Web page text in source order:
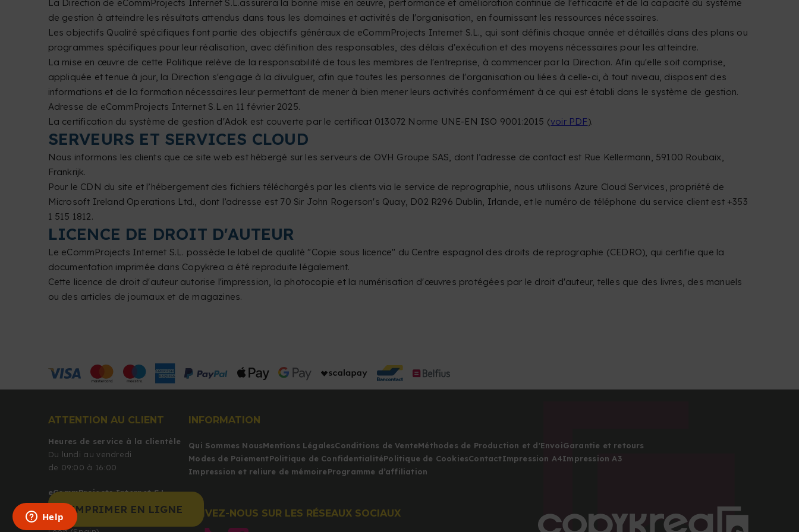
La Direction de eCommProjects Internet S.L.assurera la bonne mise en œuvre, performance et amélioration continue de l'efficacité et de la capacité du système
de gestion à atteindre les résultats attendus dans tous les domaines et activités de l'organisation, en fournissant les ressources nécessaires.
Les objectifs Qualité spécifiques font partie des objectifs généraux de eCommProjects Internet S.L., qui sont définis chaque année et détaillés dans des plans ou
programmes spécifiques pour leur réalisation, avec définition des responsables, des délais d'exécution et des moyens nécessaires pour les atteindre.
La mise en œuvre de cette Politique relève de la responsabilité de tous les membres de l'entreprise, à commencer par la Direction. Afin qu'elle soit comprise,
appliquée et tenue à jour, la Direction s'engage à la divulguer, afin que toutes les personnes de l'organisation ou liées à celle-ci, à tout niveau, disposent des
informations et de la formation nécessaires leur permettant de mener à bien mener leurs activités conformément à ce qui est établi dans le système de gestion.
Adresse de eCommProjects Internet S.L.en 11 février 2025.
La certification du système de gestion d'Adok est couverte par le certificat 013072 Norme UNE-EN ISO 9001:2015 (voir PDF).
SERVEURS ET SERVICES CLOUD
Nous informons les clients que ce site web est hébergé sur les serveurs de OVH Groupe SAS, dont l’adresse de contact est Rue Kellermann, 59100 Roubaix,
Frankrijk.
Pour le CDN du site et l’hébergement des fichiers téléchargés par les clients via le service de reprographie, nous utilisons Azure Cloud Services, propriété de
Microsoft Ireland Operations Ltd., dont l’adresse est 70 Sir John Rogerson's Quay, D02 R296 Dublin, Irlande, et le numéro de téléphone du service client est +353
1 515 1812.
LICENCE DE DROIT D'AUTEUR
Le eCommProjects Internet S.L. possède le label de qualité "Copie sous licence" du Centre espagnol des droits de reprographie (CEDRO), qui certifie que la
documentation imprimée dans Copykrea a été reproduite légalement.
Cette licence de droit d'auteur autorise l'impression, la photocopie et la numérisation d'œuvres protégées par le droit d'auteur, telles que des livres, des manuels
ou des articles de journaux et de magazines.
IMPRIMER EN LIGNE
ATTENTION AU CLIENT
Heures de service à la clientèle
Du lundi au vendredi
de 09:00 à 16:00
eCommProjects Internet S.L.
C/Azorín 140
24010 León
INFORMATION
Qui Sommes NousMentions LégalesConditions de VenteMéthodes de Production et d'EnvoiGarantie et retours
Modes de PaiementPolitique de ConfidentialitéPolitique de CookiesContactImpression A4Impression A3
Impression et reliure de mémoireProgramme d’affiliation
SUIVEZ-NOUS SUR LES RÉSEAUX SOCIAUX